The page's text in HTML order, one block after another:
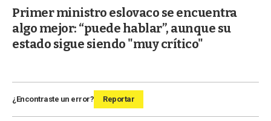
Primer ministro eslovaco se encuentra
algo mejor: “puede hablar”, aunque su
estado sigue siendo "muy crítico"
¿Encontraste un error? Reportar